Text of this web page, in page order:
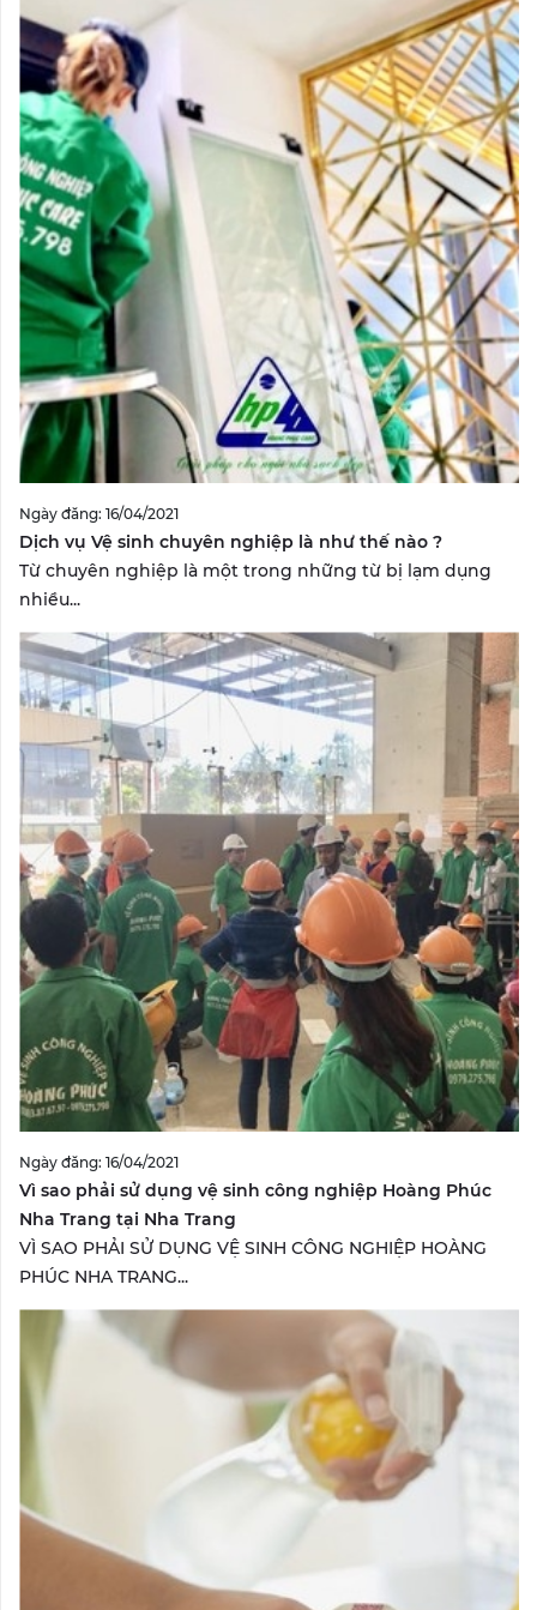
Ngày đăng: 16/04/2021
Dịch vụ Vệ sinh chuyên nghiệp là như thế nào ?
Từ chuyên nghiệp là một trong những từ bị lạm dụng
nhiều...
Ngày đăng: 16/04/2021
Vì sao phải sử dụng vệ sinh công nghiệp Hoàng Phúc
Nha Trang tại Nha Trang
VÌ SAO PHẢI SỬ DỤNG VỆ SINH CÔNG NGHIỆP HOÀNG
PHÚC NHA TRANG...